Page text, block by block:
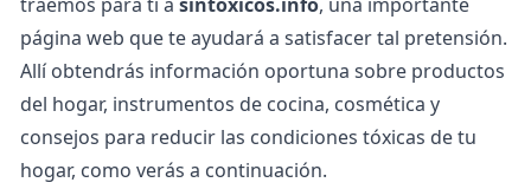
página web que te ayudará a satisfacer tal pretensión.
Allí obtendrás información oportuna sobre productos
del hogar, instrumentos de cocina, cosmética y
consejos para reducir las condiciones tóxicas de tu
hogar, como verás a continuación.